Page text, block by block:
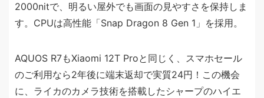
2000nitで、明るい屋外でも画面の見やすさを保持しま
す。CPUは高性能「Snap Dragon 8 Gen 1」を採用。
AQUOS R7もXiaomi 12T Proと同じく、スマホセール
のご利用なら2年後に端末返却で実質24円！この機会
に、ライカのカメラ技術を搭載したシャープのハイエ